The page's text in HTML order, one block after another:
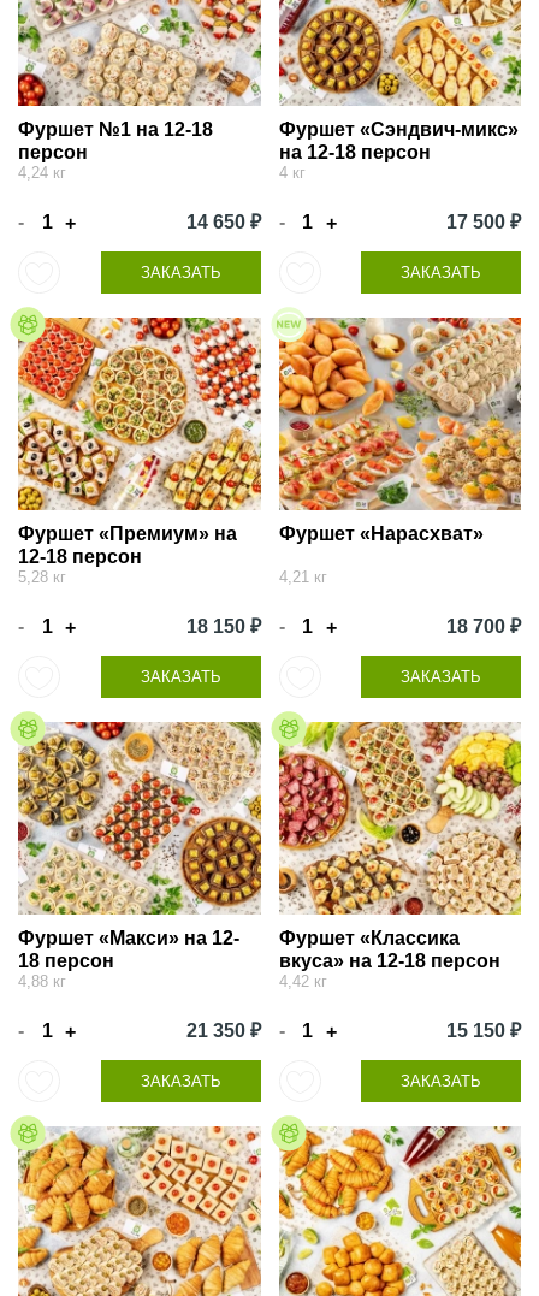
Фуршет №1 на 12-18
персон
4,24 кг
- + 14 650 ₽
ЗАКАЗАТЬ
Фуршет «Сэндвич-микс»
на 12-18 персон
4 кг
- + 17 500 ₽
ЗАКАЗАТЬ
Фуршет «Премиум» на
12-18 персон
5,28 кг
- + 18 150 ₽
ЗАКАЗАТЬ
Фуршет «Нарасхват»
4,21 кг
- + 18 700 ₽
ЗАКАЗАТЬ
Фуршет «Макси» на 12-
18 персон
4,88 кг
- + 21 350 ₽
ЗАКАЗАТЬ
Фуршет «Классика
вкуса» на 12-18 персон
4,42 кг
- + 15 150 ₽
ЗАКАЗАТЬ